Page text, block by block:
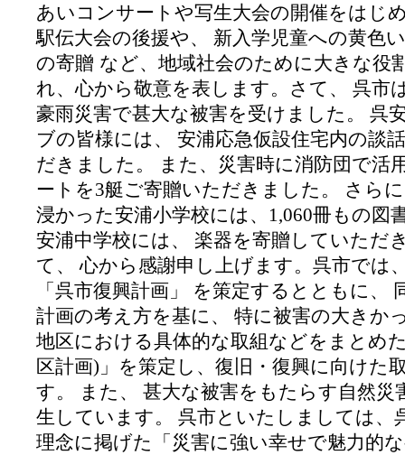
あいコンサートや写生大会の開催をはじ
駅伝大会の後援や、 新入学児童への黄色
の寄贈 など、地域社会のために大きな役
れ、心から敬意を表します。 さて、 呉市
豪雨災害で甚大な被害を受けました。 呉
ブの皆様には、 安浦応急仮設住宅内の談
だきました。 また、災害時に消防団で活
ートを3艇ご寄贈いただきました。 さら
浸かった安浦小学校には、 1,060冊もの図
安浦中学校には、 楽器を寄贈していただ
て、 心から感謝申し上げます。 呉市では
「呉市復興計画」 を策定するとともに、
計画の考え方を基に、 特に被害の大きか
地区における具体的な取組などをまとめ
区計画) 」を策定し、復旧・復興に向けた
す。
また、 甚大な被害をもたらす自然災
生しています。 呉市といたしましては、
理念に掲げた「災害に強い幸せで魅力的